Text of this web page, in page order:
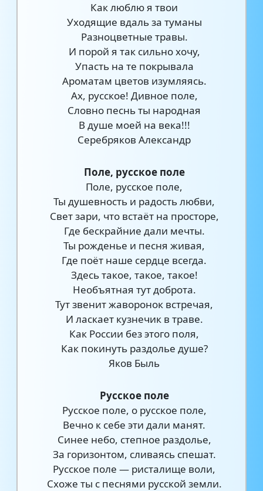
Как люблю я твои
Уходящие вдаль за туманы
Разноцветные травы.
И порой я так сильно хочу,
Упасть на те покрывала
Ароматам цветов изумляясь.
Ах, русское! Дивное поле,
Словно песнь ты народная
В душе моей на века!!!
Серебряков Александр
Поле, русское поле
Поле, русское поле,
Ты душевность и радость любви,
Свет зари, что встаёт на просторе,
Где бескрайние дали мечты.
Ты рожденье и песня живая,
Где поёт наше сердце всегда.
Здесь такое, такое, такое!
Необъятная тут доброта.
Тут звенит жаворонок встречая,
И ласкает кузнечик в траве.
Как России без этого поля,
Как покинуть раздолье душе?
Яков Быль
Русское поле
Русское поле, о русское поле,
Вечно к себе эти дали манят.
Синее небо, степное раздолье,
За горизонтом, сливаясь спешат.
Русское поле — ристалище воли,
Схоже ты с песнями русской земли.